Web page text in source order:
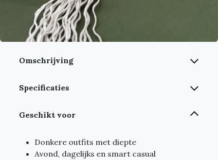
Omschrijving
Specificaties
Geschikt voor
Donkere outfits met diepte
Avond, dagelijks en smart casual